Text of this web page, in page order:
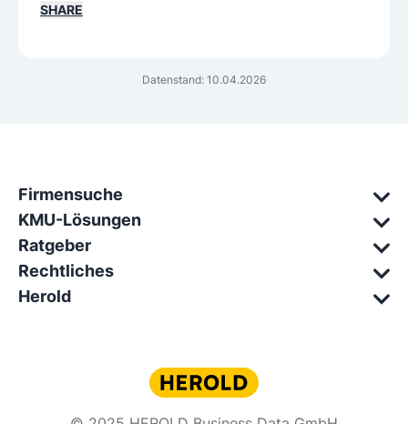
Datenstand: 10.04.2026
SHARE
Firmensuche
KMU-Lösungen
Ratgeber
Rechtliches
Herold